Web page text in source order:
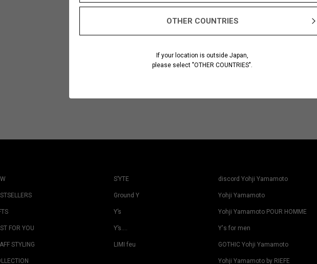
OTHER COUNTRIES
If your location is outside Japan,
please select "OTHER COUNTRIES".
FOR YOU
STYLING
S’YTE
Ground Y
Y’s
Y’s….
LIMI feu
discord Yohji Yamamoto
Yohji Yamamoto
Yohji Yamamoto POUR HOMME
Y's for men
GOTHIC Yohji Yamamoto
Yohji Yamamoto by RIEFE